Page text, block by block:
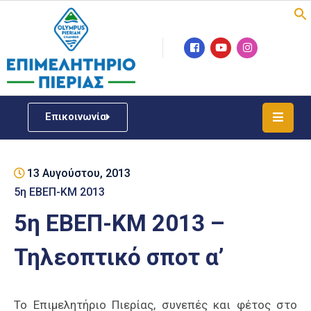
Επικοινωνία
Επιμελητήριο
Νέα
ΓΕΜΗ
Επιχειρηματική
Υποστήριξη
Παραδοσιακών
13 Αυγούστου, 2013
5η ΕΒΕΠ-ΚΜ 2013
5η ΕΒΕΠ-ΚΜ 2013 –
Τηλεοπτικό σποτ α’
Το Επιμελητήριο Πιερίας, συνεπές και φέτος στο